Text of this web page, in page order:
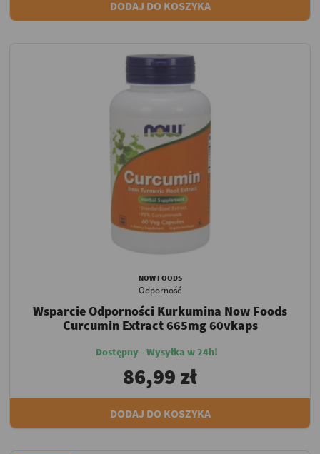
DODAJ DO KOSZYKA
NOW FOODS
Odporność
Wsparcie Odporności Kurkumina Now Foods
Curcumin Extract 665mg 60vkaps
Dostępny - Wysyłka w 24h!
86,99 zł
DODAJ DO KOSZYKA